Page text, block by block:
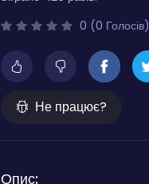
0 (0 Голосів)
Не працює?
Опис: